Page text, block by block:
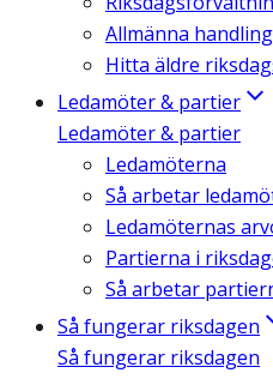
Allmänna
Hitta äldre
Ledamöter & partier
Ledamöter & partier
Ledamöterna
Så arbetar
Ledamöternas
Partierna i
Så arbetar
Så fungerar riksdagen
Så fungerar riksdagen